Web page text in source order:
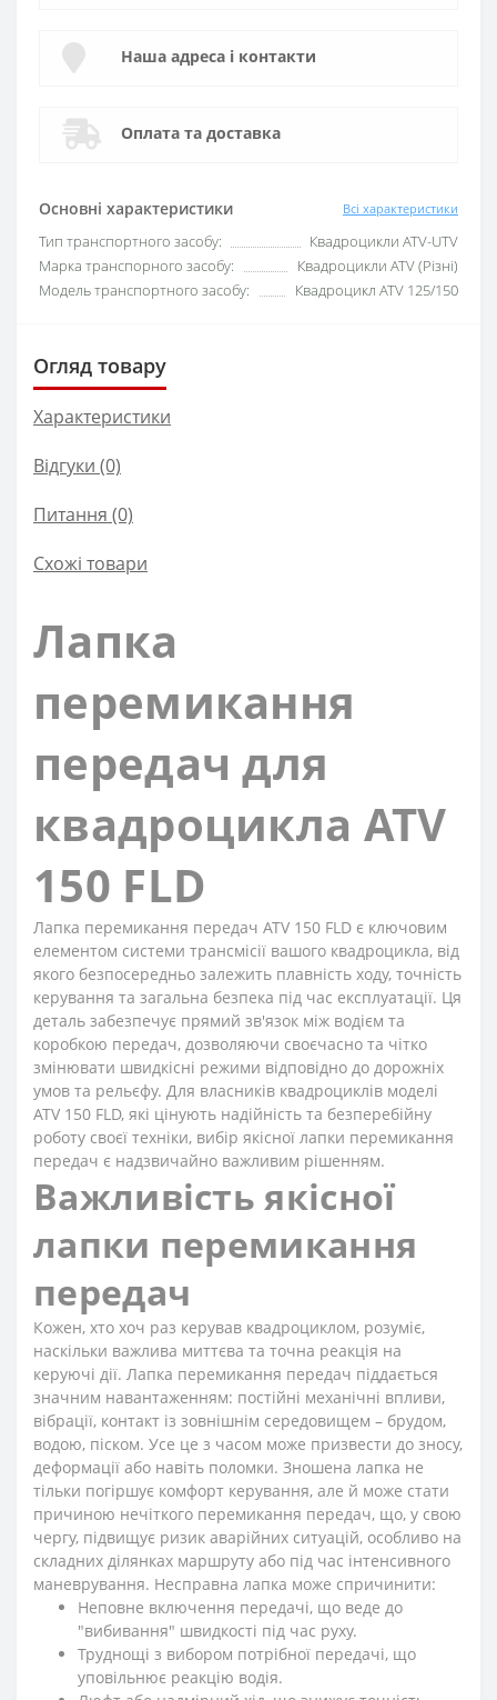
Основні характеристики Всі характеристики
Тип транспортного засобу:
Квадроцикли ATV-UTV
Марка транспорного засобу:
Квадроцикли ATV (Різні)
Модель транспортного засобу:
Квадроцикл ATV 125/150
Наша адреса і контакти
Оплата та доставка
Огляд товару
Характеристики
Відгуки (0)
Питання (0)
Схожі товари
Лапка
перемикання
передач для
квадроцикла ATV
150 FLD
Лапка перемикання передач ATV 150 FLD є ключовим
елементом системи трансмісії вашого квадроцикла, від
якого безпосередньо залежить плавність ходу, точність
керування та загальна безпека під час експлуатації. Ця
деталь забезпечує прямий зв'язок між водієм та
коробкою передач, дозволяючи своєчасно та чітко
змінювати швидкісні режими відповідно до дорожніх
умов та рельєфу. Для власників квадроциклів моделі
ATV 150 FLD, які цінують надійність та безперебійну
роботу своєї техніки, вибір якісної лапки перемикання
передач є надзвичайно важливим рішенням.
Важливість якісної
лапки перемикання
передач
Кожен, хто хоч раз керував квадроциклом, розуміє,
наскільки важлива миттєва та точна реакція на
керуючі дії. Лапка перемикання передач піддається
значним навантаженням: постійні механічні впливи,
вібрації, контакт із зовнішнім середовищем – брудом,
водою, піском. Усе це з часом може призвести до зносу,
деформації або навіть поломки. Зношена лапка не
тільки погіршує комфорт керування, але й може стати
причиною нечіткого перемикання передач, що, у свою
чергу, підвищує ризик аварійних ситуацій, особливо на
складних ділянках маршруту або під час інтенсивного
маневрування. Несправна лапка може спричинити:
Неповне включення передачі, що веде до
"вибивання" швидкості під час руху.
Труднощі з вибором потрібної передачі, що
уповільнює реакцію водія.